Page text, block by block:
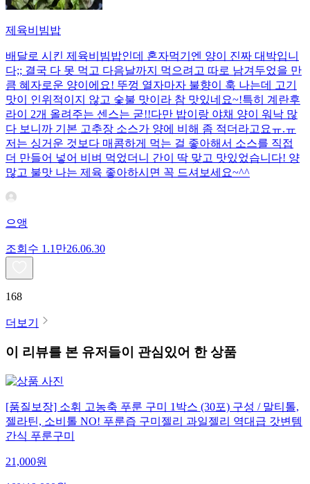
제육비빔밥
배달로 시킨 제육비빔밥인데 혼자먹기엔 양이 진짜 대박입니
다;; 결국 다 못 먹고 다음날까지 먹으려고 따로 남겨두었을 만
큼 혜자로운 양이에요! 뚜껑 열자마자 불향이 훅 나는데 고기
맛이 인위적이지 않고 숯불 맛이라 참 맛있네요~!특히 계란후
라이 2개 올려주는 센스는 굳!! ​다만 밥이랑 야채 양이 워낙 많
다 보니까 기본 고추장 소스가 양에 비해 좀 적더라고요ㅠ.ㅠ
저는 싱거운 것보다 매콤하게 먹는 걸 좋아해서 소스를 직접
더 만들어 넣어 비벼 먹었더니 간이 딱 맞고 맛있었습니다! 양
많고 불맛 나는 제육 좋아하시면 꼭 드셔보세요~^^
으앵
조회수 1.1만26.06.30
168
더보기
이 리뷰를 본 유저들이 관심있어 한 상품
[품질보장] 소휘 고농축 푸룬 구미 1박스 (30포) 구성 / 말티톨,
젤라틴, 소비톨 NO! 푸룬즙 구미젤리 과일젤리 역대급 갓변템
간식 푸룬구미
21,000원